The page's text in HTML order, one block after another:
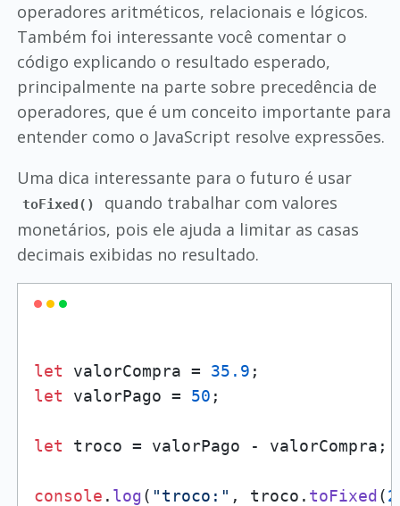
operadores aritméticos, relacionais e lógicos.
Também foi interessante você comentar o
código explicando o resultado esperado,
principalmente na parte sobre precedência de
operadores, que é um conceito importante para
entender como o JavaScript resolve expressões.
Uma dica interessante para o futuro é usar
toFixed()
quando trabalhar com valores
monetários, pois ele ajuda a limitar as casas
decimais exibidas no resultado.
let valorCompra = 35.9
let valorPago = 50 ;
let troco = valorPago - valorCompra;
console . log( "troco:" , troco. toFixed (2